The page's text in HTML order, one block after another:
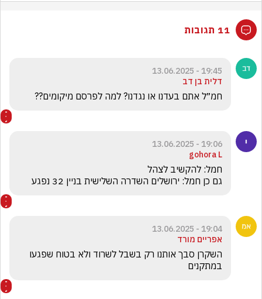
11 תגובות
19:45 - 13.06.2025
דלית בן דב
חמ״ל אתם בעדנו או נגדנו? למה לפרסם מיקומים??
19:06 - 13.06.2025
gohora L
גם כן חמל: ירושלים השדרה השלישית בניין 32 נפגע
19:04 - 13.06.2025
אפריים מורד
במתקנים